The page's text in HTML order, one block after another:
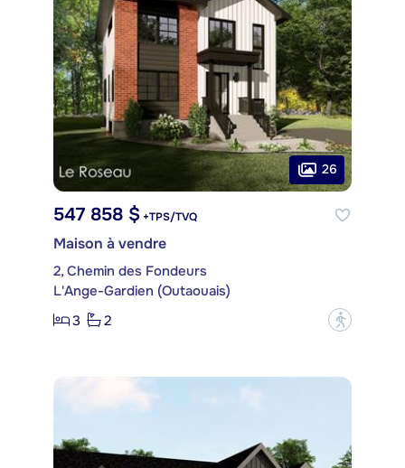
26
547 858 $ +TPS/TVQ
Maison à vendre
2, Chemin des Fondeurs
L'Ange-Gardien (Outaouais)
3
2 ?